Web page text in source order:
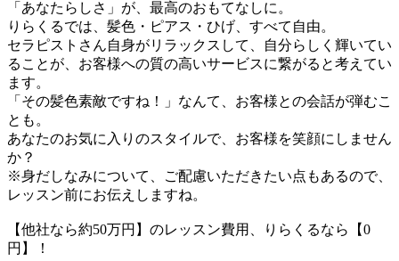
「あなたらしさ」が、最高のおもてなしに。
りらくるでは、髪色・ピアス・ひげ、すべて自由。
セラピストさん自身がリラックスして、自分らしく輝いてい
ることが、お客様への質の高いサービスに繋がると考えてい
ます。
「その髪色素敵ですね！」なんて、お客様との会話が弾むこ
とも。
あなたのお気に入りのスタイルで、お客様を笑顔にしません
か？
※身だしなみについて、ご配慮いただきたい点もあるので、
レッスン前にお伝えしますね。
【他社なら約50万円】のレッスン費用、りらくるなら【0
円】！